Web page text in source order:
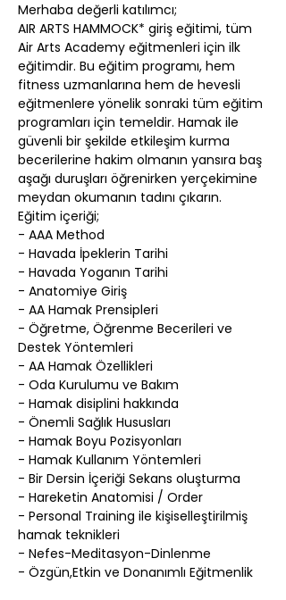
Merhaba değerli katılımcı;
AIR ARTS HAMMOCK* giriş eğitimi, tüm
Air Arts Academy eğitmenleri için ilk
eğitimdir. Bu eğitim programı, hem
fitness uzmanlarına hem de hevesli
eğitmenlere yönelik sonraki tüm eğitim
programları için temeldir. Hamak ile
güvenli bir şekilde etkileşim kurma
becerilerine hakim olmanın yansıra baş
aşağı duruşları öğrenirken yerçekimine
meydan okumanın tadını çıkarın.
Eğitim içeriği;
- AAA Method
- Havada İpeklerin Tarihi
- Havada Yoganın Tarihi
- Anatomiye Giriş
- AA Hamak Prensipleri
- Öğretme, Öğrenme Becerileri ve
Destek Yöntemleri
- AA Hamak Özellikleri
- Oda Kurulumu ve Bakım
- Hamak disiplini hakkında
- Önemli Sağlık Hususları
- Hamak Boyu Pozisyonları
- Hamak Kullanım Yöntemleri
- Bir Dersin İçeriği Sekans oluşturma
- Hareketin Anatomisi / Order
- Personal Training ile kişiselleştirilmiş
hamak teknikleri
- Nefes-Meditasyon-Dinlenme
- Özgün,Etkin ve Donanımlı Eğitmenlik